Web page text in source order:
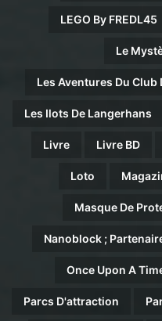
LEGO By FREDL45
Le
Les Aventures Du Club
Les Ilots De Langerhans
Livre Livre BD
Loto
Masque De
Nanoblock ;
Once Upon A
Parcs D'attraction